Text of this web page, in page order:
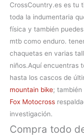
CrossCountry.es es tu
toda la indumentaria
física y también
mtb como enduro.
chaquetas en varias
niños.Aquí encuentras
hasta los cascos de
mountain bike;
Fox Motocross
investigación.
Compra todo